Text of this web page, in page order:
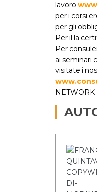
lavoro
per i corsi
per gli
Per il la
Per
ai seminari
visitate i
NETWORK